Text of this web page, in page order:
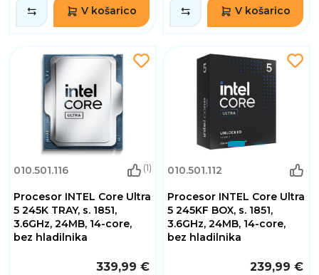
V košarico V košarico
010.501.116 (1)
Procesor INTEL Core Ultra
5 245K TRAY, s. 1851,
3.6GHz, 24MB, 14-core,
bez hladilnika
339,99 €
010.501.112
Procesor INTEL Core Ultra
5 245KF BOX, s. 1851,
3.6GHz, 24MB, 14-core,
bez hladilnika
239,99 €